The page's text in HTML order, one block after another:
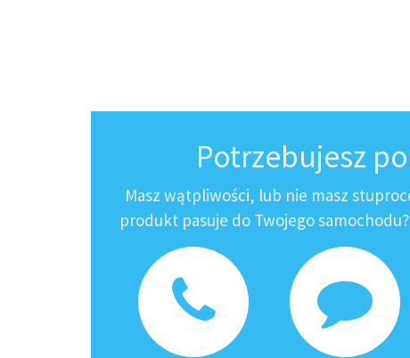
Potrzebujesz
Masz wątpliwości, lub nie masz
produkt pasuje do Twojego